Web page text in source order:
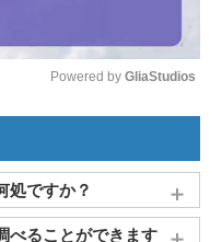
Mute
Powered by GliaStudios
処ですか？
よく見られております。
べることができます